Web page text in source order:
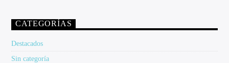
CATEGORÍAS
Destacados
Sin categoría